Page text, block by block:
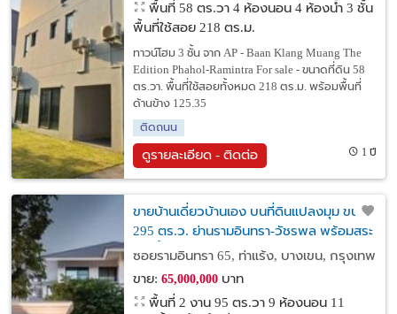
พื้นที่ 58 ตร.วา 4 ห้องนอน 4 ห้องน้ำ 3 ชั้น
พื้นที่ใช้สอย 218 ตร.ม.
ทาวน์โฮม 3 ชั้น จาก AP - Baan Klang Muang The
Edition Phahol-Ramintra For sale - ขนาดที่ดิน 58
ตร.วา. พื้นที่ใช้สอยทั้งหมด 218 ตร.ม. พร้อมพื้นที่
ด้านข้าง 125.35
ติดถนน
ดูรายละเอียด - ติดต่อ 1 ปี
ขายบ้านเดี่ยวบ้านเอง บนที่ดินแปลงมุม ขนาด
295 ตร.ว. ย่านรามอินทรา-วัชรพล พร้อมสระ
ว่ายน้ำ
ซอยรามอินทรา 65, ท่าแร้ง, บางเขน, กรุงเทพ
ขาย: 65,000,000บาท
พื้นที่ 2 งาน 95 ตร.วา 9 ห้องนอน 11